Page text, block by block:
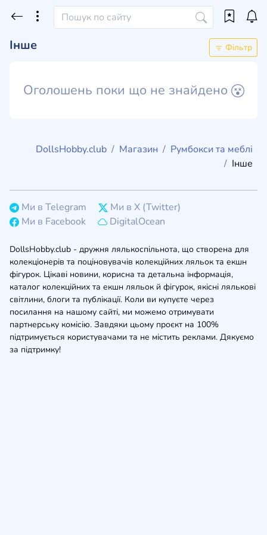
Інше Фільтр
Оголошень поки що не знайдено
DollsHobby.club Магазин
Румбокси та меблі
Інше
Ми в Telegram
Ми в X (Twitter)
Ми в Facebook
DigitalOcean
DollsHobby.club - дружня лялькоспільнота, що створена для
колекціонерів та поціновувачів колекційних ляльок та екшн
фігурок. Цікаві новини, корисна та детальна інформація,
каталог колекційних та екшн ляльок й фігурок, якісні лялькові
світлини, блоги та публікації. Коли ви купуєте через
посилання на нашому сайті, ми можемо отримувати
партнерську комісію. Завдяки цьому проєкт на 100%
підтримується користувачами та не містить реклами. Дякуємо
за підтримку!